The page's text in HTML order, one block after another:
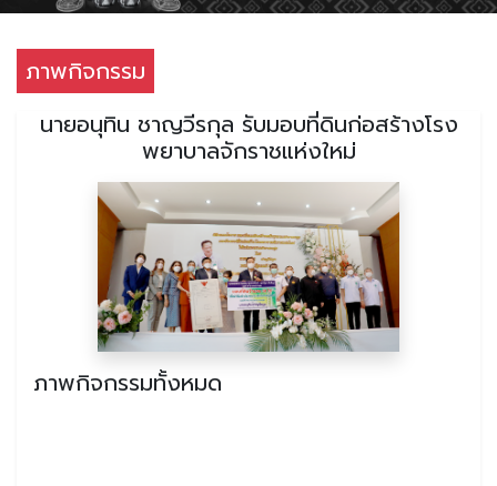
ภาพกิจกรรม
นายอนุทิน ชาญวีรกุล รับมอบที่ดินก่อสร้างโรง
พยาบาลจักราชแห่งใหม่
ภาพกิจกรรมทั้งหมด